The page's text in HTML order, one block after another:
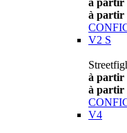
à partir
à partir
V2 S
à partir
à partir
V4